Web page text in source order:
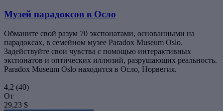
Музей парадоксов в Осло
Обманите свой разум 70 экспонатами, основанными на
парадоксах, в семейном музее Paradox Museum Oslo.
Задействуйте свои чувства с помощью интерактивных
экспонатов и оптических иллюзий, разрушающих реальность.
Paradox Museum Oslo находится в Осло, Норвегия.
4,2 (40)
От
29,23 $